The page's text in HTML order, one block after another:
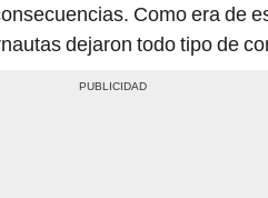
Como era de
dejaron todo tipo de